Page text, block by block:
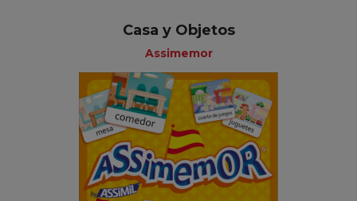
Casa y Objetos
Assimemor